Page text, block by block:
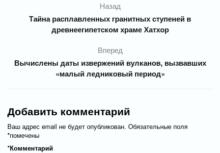
Назад
Тайна расплавленных гранитных ступеней в
древнеегипетском храме Хатхор
Вперед
Вычислены даты извержений вулканов, вызвавших
«малый ледниковый период»
Добавить комментарий
Ваш адрес email не будет опубликован. Обязательные поля
помечены
*
Комментарий
*